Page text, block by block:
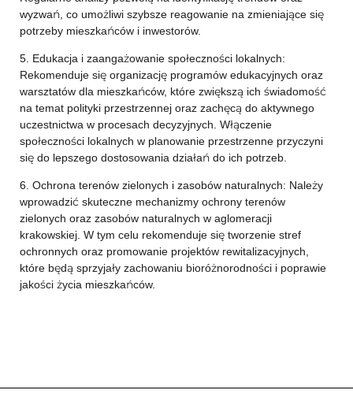
wyzwań, co umożliwi szybsze reagowanie na zmieniające się
potrzeby mieszkańców i inwestorów.
5. Edukacja i zaangażowanie społeczności lokalnych:
Rekomenduje się organizację programów edukacyjnych oraz
warsztatów dla mieszkańców, które zwiększą ich świadomość
na temat polityki przestrzennej oraz zachęcą do aktywnego
uczestnictwa w procesach decyzyjnych. Włączenie
społeczności lokalnych w planowanie przestrzenne przyczyni
się do lepszego dostosowania działań do ich potrzeb.
6. Ochrona terenów zielonych i zasobów naturalnych: Należy
wprowadzić skuteczne mechanizmy ochrony terenów
zielonych oraz zasobów naturalnych w aglomeracji
krakowskiej. W tym celu rekomenduje się tworzenie stref
ochronnych oraz promowanie projektów rewitalizacyjnych,
które będą sprzyjały zachowaniu bioróżnorodności i poprawie
jakości życia mieszkańców.